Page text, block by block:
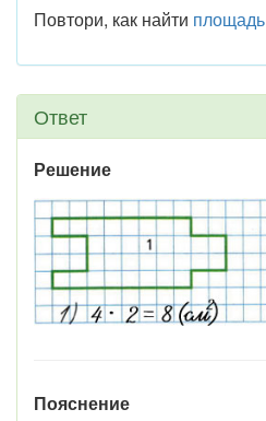
Повтори, как найти площадь
Ответ
Решение
Пояснение